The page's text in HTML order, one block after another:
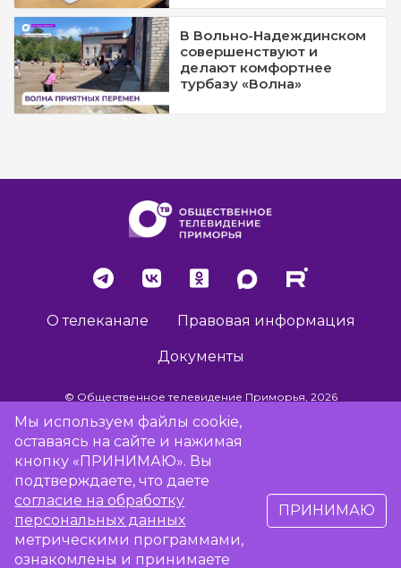
В Вольно-Надеждинском
совершенствуют и
делают комфортнее
турбазу «Волна»
О телеканале Правовая информация
Документы
© Общественное телевидение Приморья, 2026
Разработка сайта -
Сообщить об отсутствии вещания
Мы используем файлы cookie,
оставаясь на сайте и нажимая
кнопку «ПРИНИМАЮ». Вы
подтверждаете, что даете
согласие на обработку
персональных данных
метрическими программами,
ознакомлены и принимаете
ПРИНИМАЮ